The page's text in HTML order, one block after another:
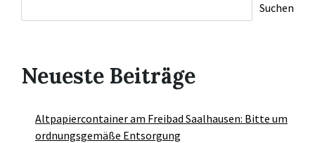
Suchen
Neueste Beiträge
Altpapiercontainer am Freibad Saalhausen: Bitte um
ordnungsgemäße Entsorgung